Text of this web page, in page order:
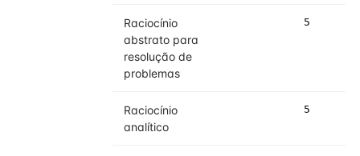
Raciocínio
abstrato para
resolução de
problemas
5
Raciocínio
analítico
5